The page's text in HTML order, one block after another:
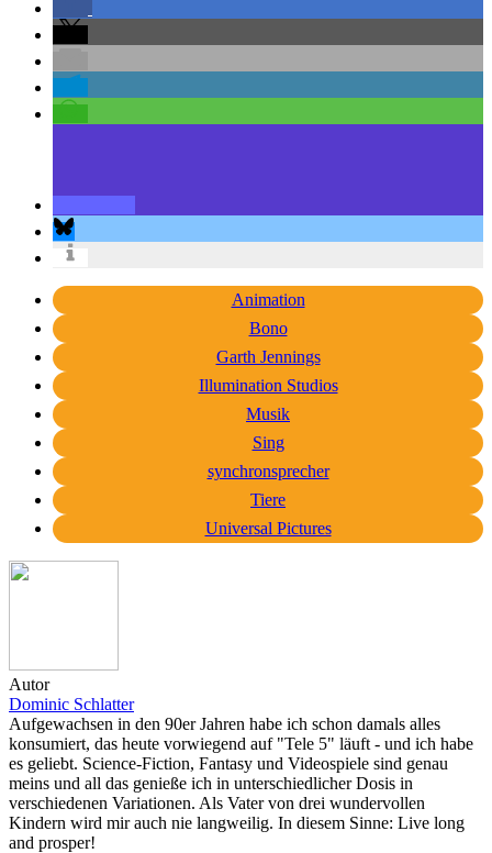
Animation
Bono
Garth Jennings
Illumination Studios
Musik
Sing
synchronsprecher
Tiere
Universal Pictures
Autor
Dominic Schlatter
Aufgewachsen in den 90er Jahren habe ich schon damals alles
konsumiert, das heute vorwiegend auf "Tele 5" läuft - und ich habe
es geliebt. Science-Fiction, Fantasy und Videospiele sind genau
meins und all das genieße ich in unterschiedlicher Dosis in
verschiedenen Variationen. Als Vater von drei wundervollen
Kindern wird mir auch nie langweilig. In diesem Sinne: Live long
and prosper!